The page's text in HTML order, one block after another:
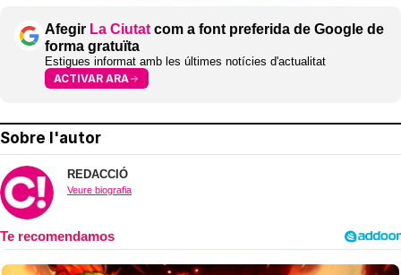
Afegir La Ciutat com a font preferida de Google de
forma gratuïta
Estigues informat amb les últimes notícies d'actualitat
ACTIVAR ARA
Sobre l'autor
REDACCIÓ
Veure biografia